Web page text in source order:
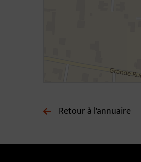
Retour à l'annuaire